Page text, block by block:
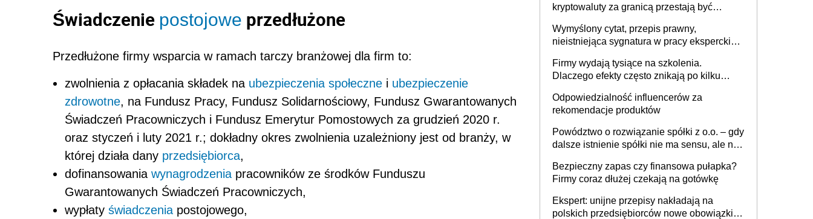
Świadczenie postojowe przedłużone
Przedłużone firmy wsparcia w ramach tarczy branżowej dla firm to:
zwolnienia z opłacania składek na ubezpieczenia społeczne i ubezpieczenie
zdrowotne, na Fundusz Pracy, Fundusz Solidarnościowy, Fundusz Gwarantowanych
Świadczeń Pracowniczych i Fundusz Emerytur Pomostowych za grudzień 2020 r.
oraz styczeń i luty 2021 r.; dokładny okres zwolnienia uzależniony jest od branży, w
której działa dany przedsiębiorca,
dofinansowania wynagrodzenia pracowników ze środków Funduszu
Gwarantowanych Świadczeń Pracowniczych,
wypłaty świadczenia postojowego,
kryptowaluty za granicą przestają być
Wymyślony cytat, przepis prawny,
nieistniejąca sygnatura w pracy eksperckiej -
firmie
Firmy wydają tysiące na szkolenia.
Dlaczego efekty często znikają po kilku
Odpowiedzialność influencerów za
rekomendacje produktów
Powództwo o rozwiązanie spółki z o.o. – gdy
dalsze istnienie spółki nie ma sensu, ale nie
Bezpieczny zapas czy finansowa pułapka?
Firmy coraz dłużej czekają na gotówkę
Ekspert: unijne przepisy nakładają na
polskich przedsiębiorców nowe obowiązki w